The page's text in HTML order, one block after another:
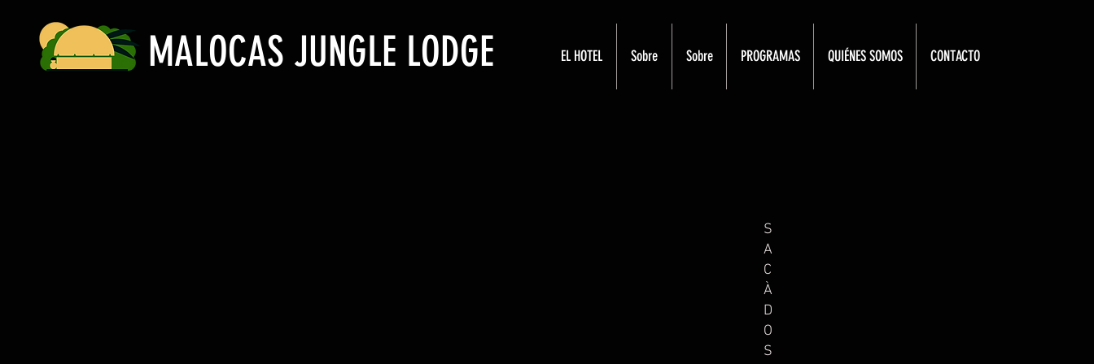
EL HOTEL Sobre Sobre PROGRAMAS QUIÉNES SOMOS CONTACTO
MALOCAS JUNGLE LODGE
Vista
rápida
S
A
C
À
D
O
S